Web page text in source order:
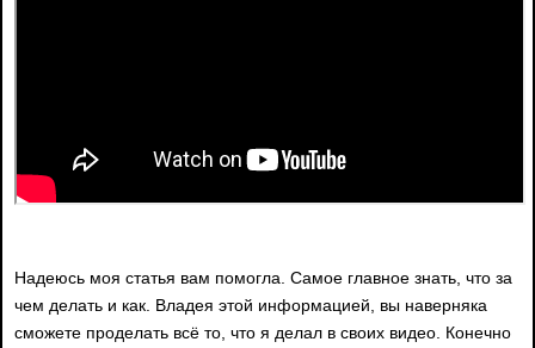
Надеюсь моя статья вам помогла. Самое главное знать, что за
чем делать и как. Владея этой информацией, вы наверняка
сможете проделать всё то, что я делал в своих видео. Конечно